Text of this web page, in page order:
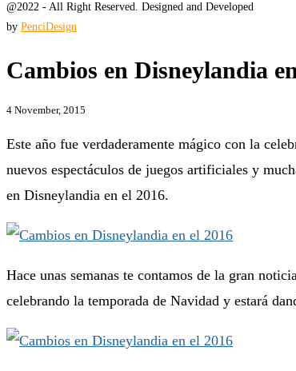
@2022 - All Right Reserved. Designed and Developed
by PenciDesign
Cambios en Disneylandia
4 November, 2015
Este año fue verdaderamente mágico con la
nuevos espectáculos de juegos artificiales y
en Disneylandia en el 2016.
Hace unas semanas te contamos de la gran
celebrando la temporada de Navidad y estará